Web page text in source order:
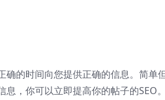
确的时间向您提供正确的信息。简
息，你可以立即提高你的帖子的SEO。